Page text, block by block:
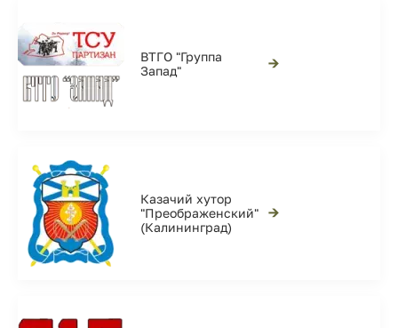
ВТГО "Группа
Запад"
→
Казачий хутор
"Преображенский"
(Калининград)
→